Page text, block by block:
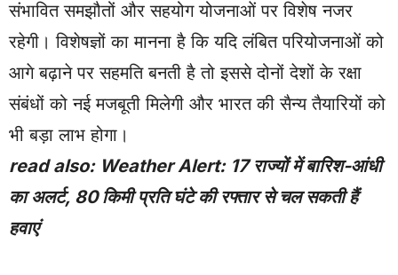
संभावित समझौतों और सहयोग योजनाओं पर विशेष नजर
रहेगी। विशेषज्ञों का मानना है कि यदि लंबित परियोजनाओं को
आगे बढ़ाने पर सहमति बनती है तो इससे दोनों देशों के रक्षा
संबंधों को नई मजबूती मिलेगी और भारत की सैन्य तैयारियों को
भी बड़ा लाभ होगा।
read also: Weather Alert: 17 राज्यों में बारिश-आंधी
का अलर्ट, 80 किमी प्रति घंटे की रफ्तार से चल सकती हैं
हवाएं